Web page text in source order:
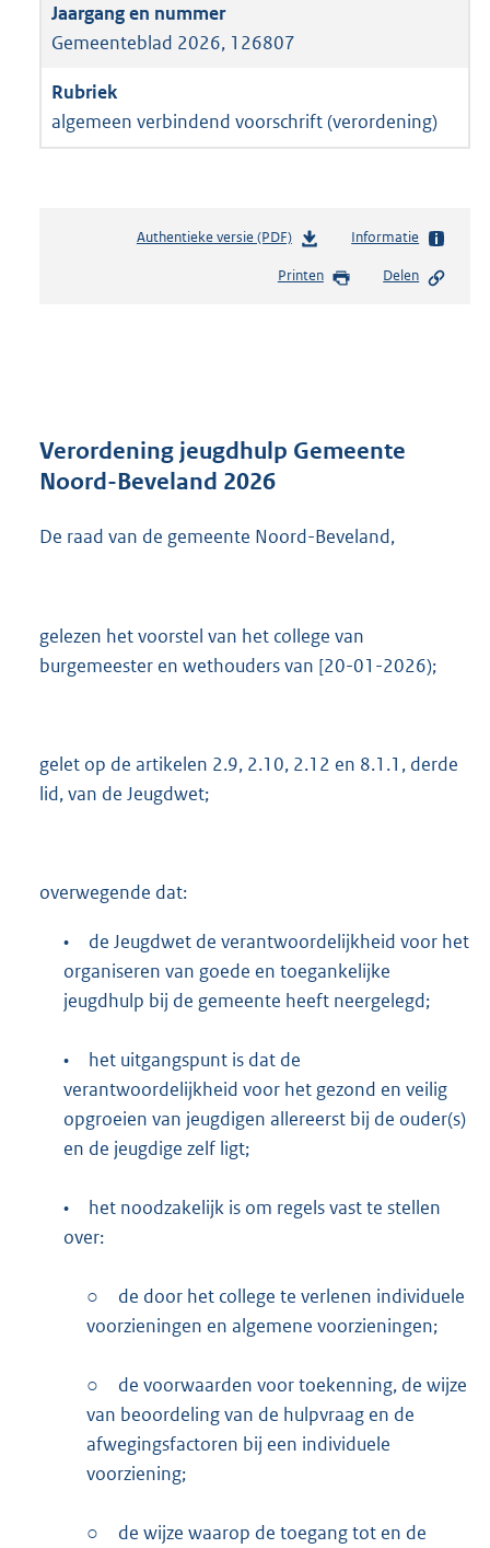
Gemeenteblad 2026, 126807
algemeen verbindend voorschrift (verordening)
Authentieke versie (PDF)b
s
r
t
,
M
Informatie
Printen Delen
Verordening jeugdhulp Gemeente
Noord-Beveland 2026
De raad van de gemeente Noord-Beveland,
gelezen het voorstel van het college van
burgemeester en wethouders van [20-01-2026);
gelet op de artikelen 2.9, 2.10, 2.12 en 8.1.1, derde
lid, van de Jeugdwet;
overwegende dat:
•
de Jeugdwet de verantwoordelijkheid voor het
organiseren van goede en toegankelijke
jeugdhulp bij de gemeente heeft neergelegd;
•
het uitgangspunt is dat de
verantwoordelijkheid voor het gezond en veilig
opgroeien van jeugdigen allereerst bij de ouder(s)
en de jeugdige zelf ligt;
•
het noodzakelijk is om regels vast te stellen
over:
○
de door het college te verlenen individuele
voorzieningen en algemene voorzieningen;
○
de voorwaarden voor toekenning, de wijze
van beoordeling van de hulpvraag en de
afwegingsfactoren bij een individuele
voorziening;
○
de wijze waarop de toegang tot en de